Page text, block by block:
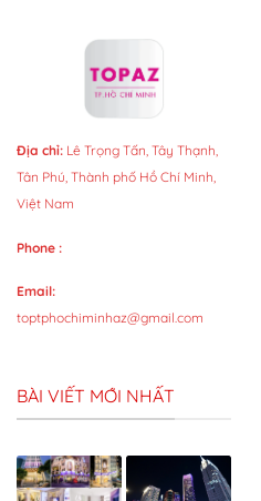
Địa chỉ: Lê Trọng Tấn, Tây Thạnh,
Tân Phú, Thành phố Hồ Chí Minh,
Việt Nam
Phone :
Email:
toptphochiminhaz@gmail.com
BÀI VIẾT MỚI NHẤT